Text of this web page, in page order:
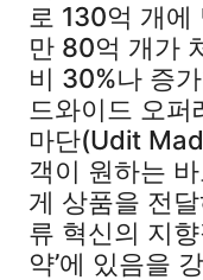
로 130억 개에
만 80억 개가
비 30%나 증
드와이드 오
마단(Udit
객이 원하는
게 상품을 전
류 혁신의 지
약’에 있음을